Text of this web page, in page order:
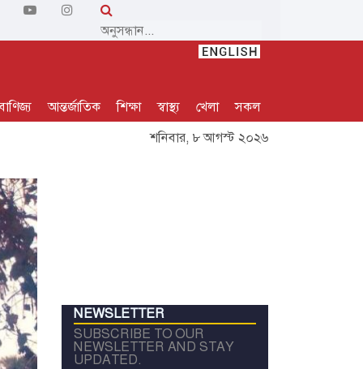
আন্তর্জাতিক শিক্ষা স্বাস্থ্য খেলা
সকল
শনিবার, ৮ আগস্ট ২০২৬
NEWSLETTER
SUBSCRIBE TO OUR
NEWSLETTER AND STAY
UPDATED.